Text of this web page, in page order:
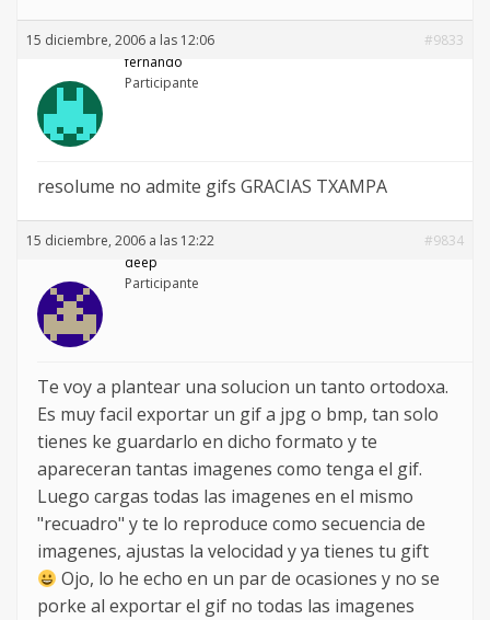
15 diciembre, 2006 a las 12:06
#9833
fernando
Participante
resolume no admite gifs GRACIAS TXAMPA
15 diciembre, 2006 a las 12:22
#9834
deep
Participante
Te voy a plantear una solucion un tanto ortodoxa.
Es muy facil exportar un gif a jpg o bmp, tan solo
tienes ke guardarlo en dicho formato y te
apareceran tantas imagenes como tenga el gif.
Luego cargas todas las imagenes en el mismo
"recuadro" y te lo reproduce como secuencia de
imagenes, ajustas la velocidad y ya tienes tu gift
Ojo, lo he echo en un par de ocasiones y no se
porke al exportar el gif no todas las imagenes